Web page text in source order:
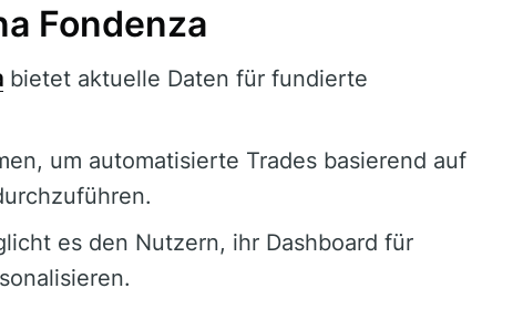
Fondenza
bietet aktuelle Daten für fundierte
um automatisierte Trades basierend auf
es den Nutzern, ihr Dashboard für